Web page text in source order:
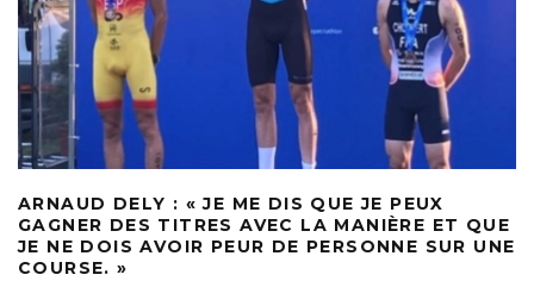
ARNAUD DELY : « JE ME DIS QUE JE PEUX
GAGNER DES TITRES AVEC LA MANIÈRE ET QUE
JE NE DOIS AVOIR PEUR DE PERSONNE SUR UNE
COURSE. »